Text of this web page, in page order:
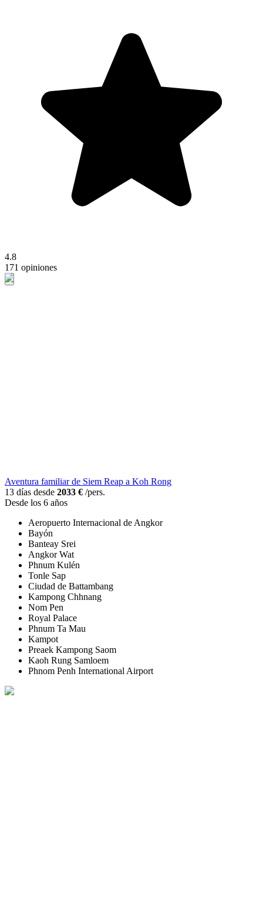
4.8
171 opiniones
Aventura familiar de Siem Reap a Koh Rong
13 días desde 2033 € /pers.
Desde los 6 años
Aeropuerto Internacional de Angkor
Bayón
Banteay Srei
Angkor Wat
Phnum Kulén
Tonle Sap
Ciudad de Battambang
Kampong Chhnang
Nom Pen
Royal Palace
Phnum Ta Mau
Kampot
Preaek Kampong Saom
Kaoh Rung Samloem
Phnom Penh International Airport